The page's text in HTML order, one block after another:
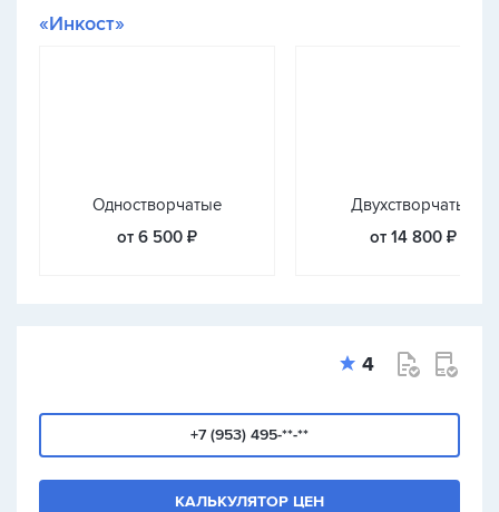
«Инкост»
Одностворчатые
от 6 500 ₽
Двухстворчатые
от 14 800 ₽
4
+7 (953) 495-**-**
КАЛЬКУЛЯТОР ЦЕН